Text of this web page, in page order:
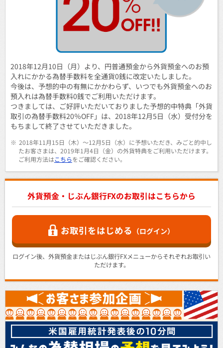
2018年12月10日（月）より、円普通預金から外貨預金へのお預
入れにかかる為替手数料を全通貨0銭に改定いたしました。
今後は、予想的中の有無にかかわらず、いつでも外貨預金へのお
預入れは為替手数料0銭でご利用いただけます。
つきましては、ご好評いただいておりました予想的中特典「外貨
取引の為替手数料20％OFF」は、2018年12月5日（水）受付分を
もちまして終了させていただきました。
※ 2018年11月15日（木）～12月5日（水）に予想いただき、みごと的中し
たお客さまは、2019年1月4日（金）の外貨特典をご利用いただけます。
ご利用方法はこちらをご確認ください。
外貨預金・じぶん銀行FXのお取引はこちらから
お取引をはじめる （ログイン）
ログイン後、外貨預金またはじぶん銀行FXメニューからそれぞれお取引い
ただけます。